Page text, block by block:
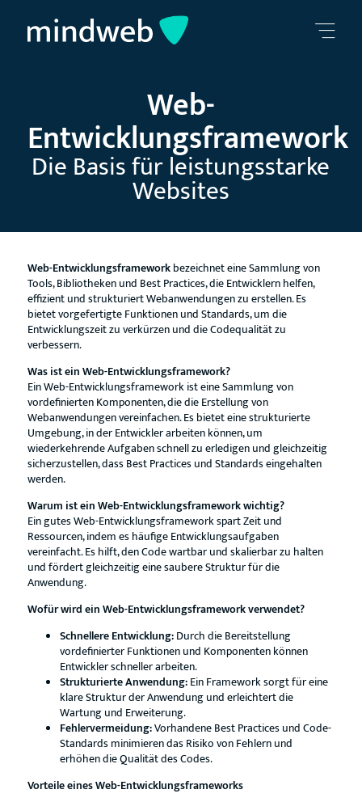
Web-
Entwicklungsframework
Die Basis für leistungsstarke
Websites
Web-Entwicklungsframeworkbezeichnet eine Sammlung von
Tools, Bibliotheken und Best Practices, die Entwicklern helfen,
effizient und strukturiert Webanwendungen zu erstellen. Es
bietet vorgefertigte Funktionen und Standards, um die
Entwicklungszeit zu verkürzen und die Codequalität zu
verbessern.
Was ist ein Web-Entwicklungsframework?
Ein Web-Entwicklungsframework ist eine Sammlung von
vordefinierten Komponenten, die die Erstellung von
Webanwendungen vereinfachen. Es bietet eine strukturierte
Umgebung, in der Entwickler arbeiten können, um
wiederkehrende Aufgaben schnell zu erledigen und gleichzeitig
sicherzustellen, dass Best Practices und Standards eingehalten
werden.
Warum ist ein Web-Entwicklungsframework wichtig?
Ein gutes Web-Entwicklungsframework spart Zeit und
Ressourcen, indem es häufige Entwicklungsaufgaben
vereinfacht. Es hilft, den Code wartbar und skalierbar zu halten
und fördert gleichzeitig eine saubere Struktur für die
Anwendung.
Wofür wird ein Web-Entwicklungsframework verwendet?
Schnellere Entwicklung:Durch die Bereitstellung
vordefinierter Funktionen und Komponenten können
Entwickler schneller arbeiten.
Strukturierte Anwendung:Ein Framework sorgt für eine
klare Struktur der Anwendung und erleichtert die
Wartung und Erweiterung.
Fehlervermeidung:Vorhandene Best Practices und Code-
Standards minimieren das Risiko von Fehlern und
erhöhen die Qualität des Codes.
Vorteile eines Web-Entwicklungsframeworks